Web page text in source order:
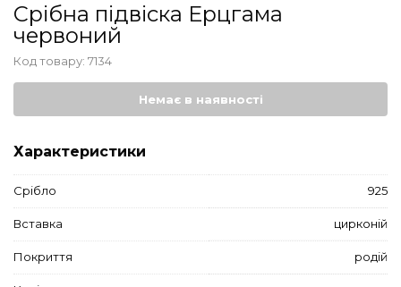
Срібна підвіска Ерцгама
червоний
Код товару: 7134
Немає в наявності
Характеристики
Срібло 925
Вставка цирконій
Покриття родій